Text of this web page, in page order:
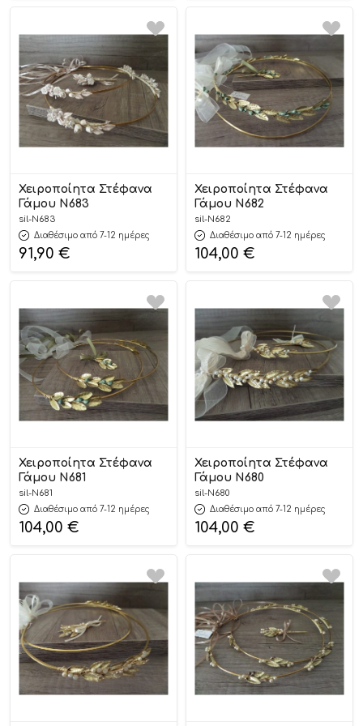
Χειροποίητα Στέφανα
Γάμου Ν683
sil-N683
Διαθέσιμο από 7-12 ημέρες
91,90 €
Χειροποίητα Στέφανα
Γάμου Ν682
sil-N682
Διαθέσιμο από 7-12 ημέρες
104,00 €
Χειροποίητα Στέφανα
Γάμου Ν681
sil-N681
Διαθέσιμο από 7-12 ημέρες
104,00 €
Χειροποίητα Στέφανα
Γάμου Ν680
sil-N680
Διαθέσιμο από 7-12 ημέρες
104,00 €